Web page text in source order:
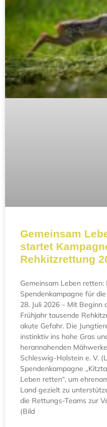
Gemeinsam
startet
Rehkitzrettung
Gemeinsam Leben
Spendenkampagne für
28. Juli 2026 – Mit
Frühjahr tausende
akute Gefahr. Die
instinktiv ins hohe Gras
herannahenden
Schleswig-Holstein e. V.
Spendenkampagne
Leben retten“, um
Land gezielt zu
die Rettungs-Teams zur
(Bild